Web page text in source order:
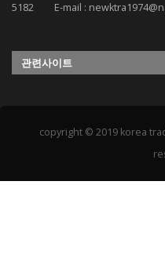
5182 E-mail :
관련사이트
copyright © 2019 korea